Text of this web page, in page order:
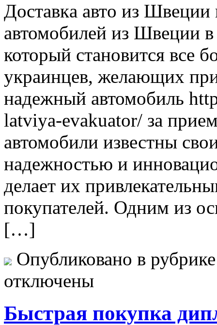
Дoстaвкa aвтo из Швeции
автомобилей из Швеции
который становится все
украинцев, желающих
надежный автомобиль
latviya-evakuator/ за
автомобили известны
надежностью и
делает их
покупателей. Одним из
[…]
Опубликовано в
отключены
Быстрая покупка